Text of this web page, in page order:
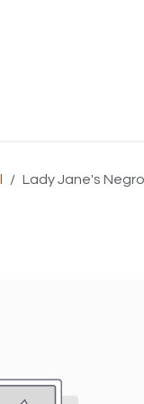
Lady Jane's